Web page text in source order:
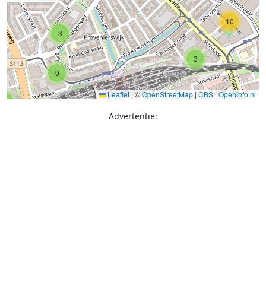
10
3
3
9
Leaflet|©OpenStreetMap| CBS|OpenInfo.nl
Advertentie: